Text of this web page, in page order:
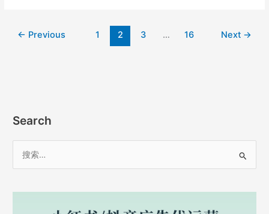
忘
码
一
文
说
返
机
← Previous 1 2 3 … 16 Next →
Search